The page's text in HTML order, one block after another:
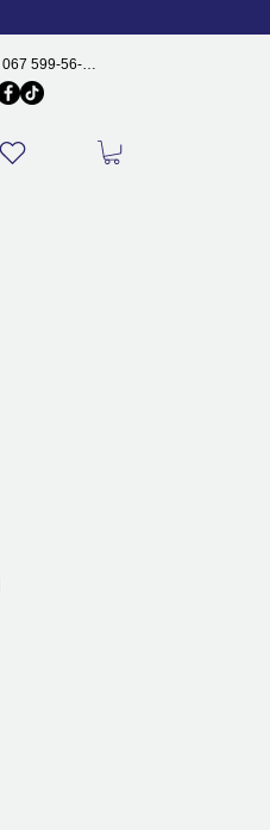
+38 067 599-56-77